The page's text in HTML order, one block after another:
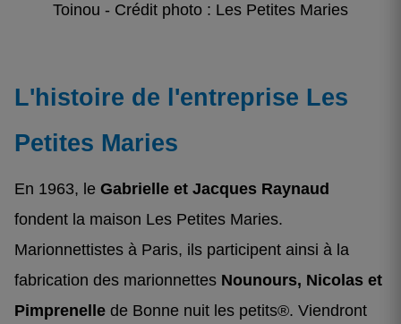
Toinou - Crédit photo : Les Petites Maries
L'histoire de l'entreprise Les
Petites Maries
En 1963, le Gabrielle et Jacques Raynaud
fondent la maison Les Petites Maries.
Marionnettistes à Paris, ils participent ainsi à la
fabrication des marionnettes Nounours, Nicolas et
Pimprenelle de Bonne nuit les petits®. Viendront